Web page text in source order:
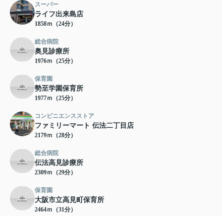
スーパー
ライフ出来島店
1858ｍ（24分）
総合病院
奥見診療所
1976ｍ（25分）
保育園
勢至学園保育所
1977ｍ（25分）
コンビニエンスストア
ファミリーマート 伝法二丁目店
2179ｍ（28分）
総合病院
伝法高見診療所
2309ｍ（29分）
保育園
大阪市立高見町保育所
2464ｍ（31分）